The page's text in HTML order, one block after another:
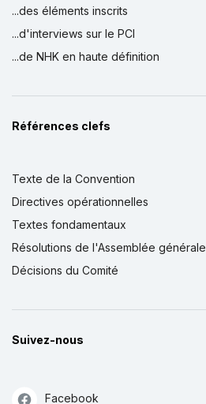
...des éléments inscrits
...d'interviews sur le PCI
...de NHK en haute définition
Références clefs
Texte de la Convention
Directives opérationnelles
Textes fondamentaux
Résolutions de l'Assemblée générale
Décisions du Comité
Suivez-nous
Facebook